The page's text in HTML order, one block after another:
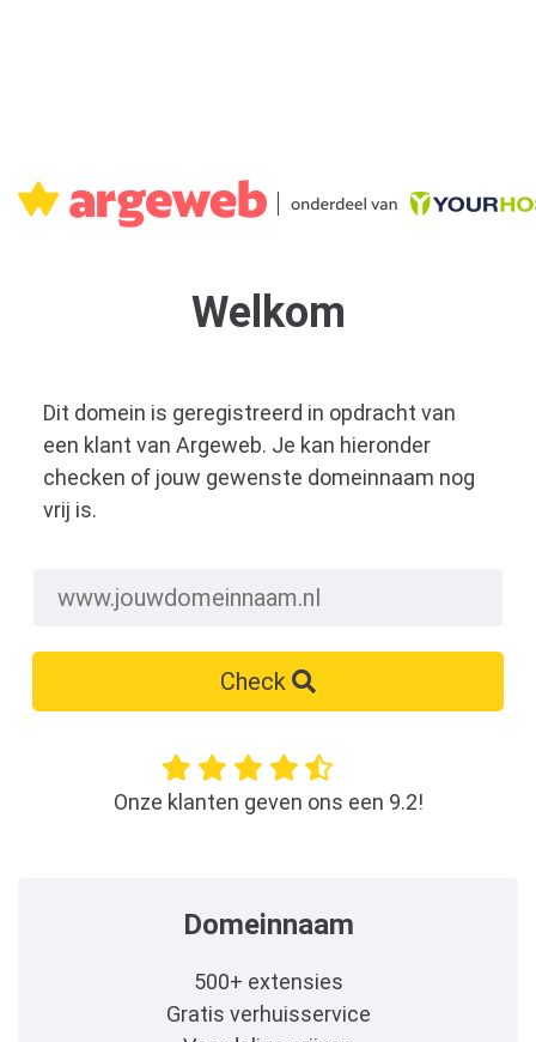
Welkom
Dit domein is geregistreerd in opdracht van
een klant van Argeweb. Je kan hieronder
checken of jouw gewenste domeinnaam nog
vrij is.
Check
Onze klanten geven ons een 9.2!
Domeinnaam
500+ extensies
Gratis verhuisservice